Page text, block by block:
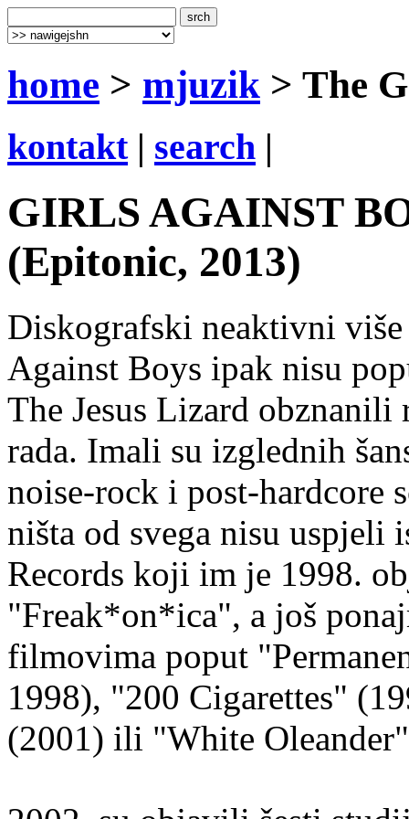
home > mjuzik > The
kontakt| search |
GIRLS AGAINST
(Epitonic, 2013)
Diskografski neaktivni
Against Boys ipak nisu
The Jesus Lizard obznanili
rada. Imali su izglednih
noise-rock i post-hardcore
ništa od svega nisu
Records koji im je 1998.
"Freak*on*ica", a još
filmovima poput
1998), "200 Cigarettes"
(2001) ili "White